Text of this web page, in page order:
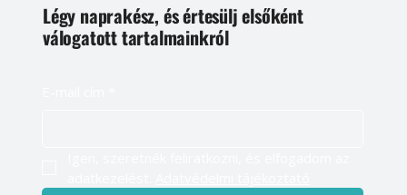
Légy naprakész, és értesülj elsőként
válogatott tartalmainkról